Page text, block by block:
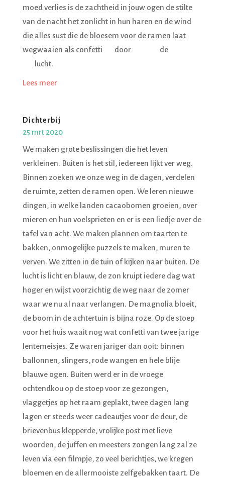
moed verlies is de zachtheid in jouw ogen de stilte
van de nacht het zonlicht in hun haren en de wind
die alles sust die de bloesem voor de ramen laat
wegwaaien als confetti door de
lucht.
Lees meer
Dichterbij
25 mrt 2020
We maken grote beslissingen die het leven
verkleinen. Buiten is het stil, iedereen lijkt ver weg.
Binnen zoeken we onze weg in de dagen, verdelen
de ruimte, zetten de ramen open. We leren nieuwe
dingen, in welke landen cacaobomen groeien, over
mieren en hun voelsprieten en er is een liedje over de
tafel van acht. We maken plannen om taarten te
bakken, onmogelijke puzzels te maken, muren te
verven. We zitten in de tuin of kijken naar buiten. De
lucht is licht en blauw, de zon kruipt iedere dag wat
hoger en wijst voorzichtig de weg naar de zomer
waar we nu al naar verlangen. De magnolia bloeit,
de boom in de achtertuin is bijna roze. Op de stoep
voor het huis waait nog wat confetti van twee jarige
lentemeisjes. Ze waren jariger dan ooit: binnen
ballonnen, slingers, rode wangen en hele blije
blauwe ogen. Buiten werd er in de vroege
ochtendkou op de stoep voor ze gezongen,
vlaggetjes op het raam geplakt, twee dagen lang
lagen er steeds weer cadeautjes voor de deur, de
brievenbus klepperde, vrolijke post met lieve
woorden, de juffen en meesters zongen lang zal ze
leven via een filmpje, zo veel berichtjes, we kregen
bloemen en de allermooiste zelfgebakken taart. De